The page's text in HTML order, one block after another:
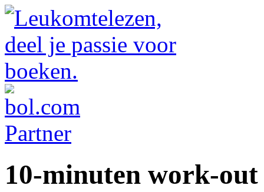
10-minuten work-